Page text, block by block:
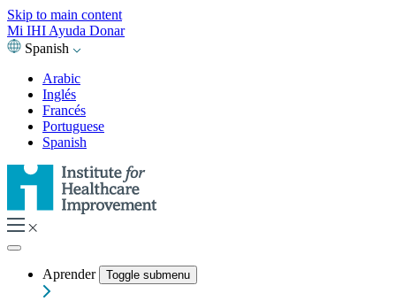
Skip to main content
Mi IHI Ayuda Donar
Spanish
Arabic
Inglés
Francés
Portuguese
Spanish
Aprender Toggle submenu